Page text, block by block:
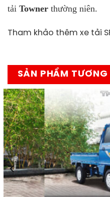
tải Towner thường niên.
Tham khảo thêm xe tải
SẢN PHẨM TƯƠNG